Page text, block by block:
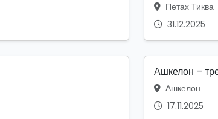
Петах Тиква
31.12.2025
Ашкелон –
Ашкелон
17.11.2025